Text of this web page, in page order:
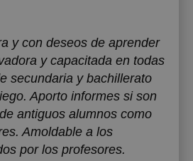
y con deseos de aprender
y capacitada en todas
secundaria y bachillerato
Aporto informes si son
antiguos alumnos como
Amoldable a los
por los profesores.